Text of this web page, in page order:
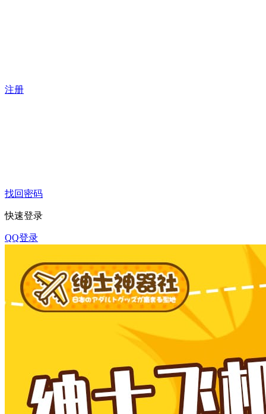
注册
找回密码
快速登录
QQ登录